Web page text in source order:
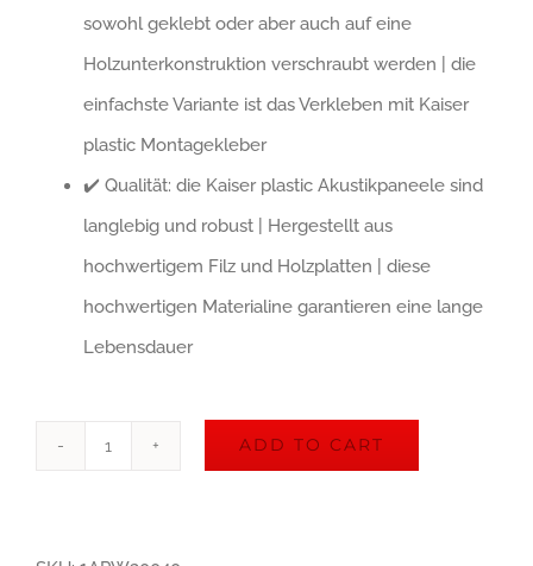
sowohl geklebt oder aber auch auf eine
Holzunterkonstruktion verschraubt werden | die
einfachste Variante ist das Verkleben mit Kaiser
plastic Montagekleber
✔️ Qualität: die Kaiser plastic Akustikpaneele sind
langlebig und robust | Hergestellt aus
hochwertigem Filz und Holzplatten | diese
hochwertigen Materialine garantieren eine lange
Lebensdauer
ADD TO CART